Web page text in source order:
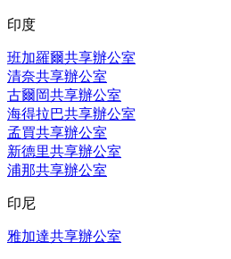
印度
班加羅爾共享辦公室
清奈共享辦公室
古爾岡共享辦公室
海得拉巴共享辦公室
孟買共享辦公室
新德里共享辦公室
浦那共享辦公室
印尼
雅加達共享辦公室